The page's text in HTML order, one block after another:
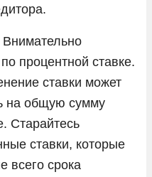
Внимательно
процентной ставке.
ставки может
на общую сумму
Старайтесь
ставки, которые
всего срока